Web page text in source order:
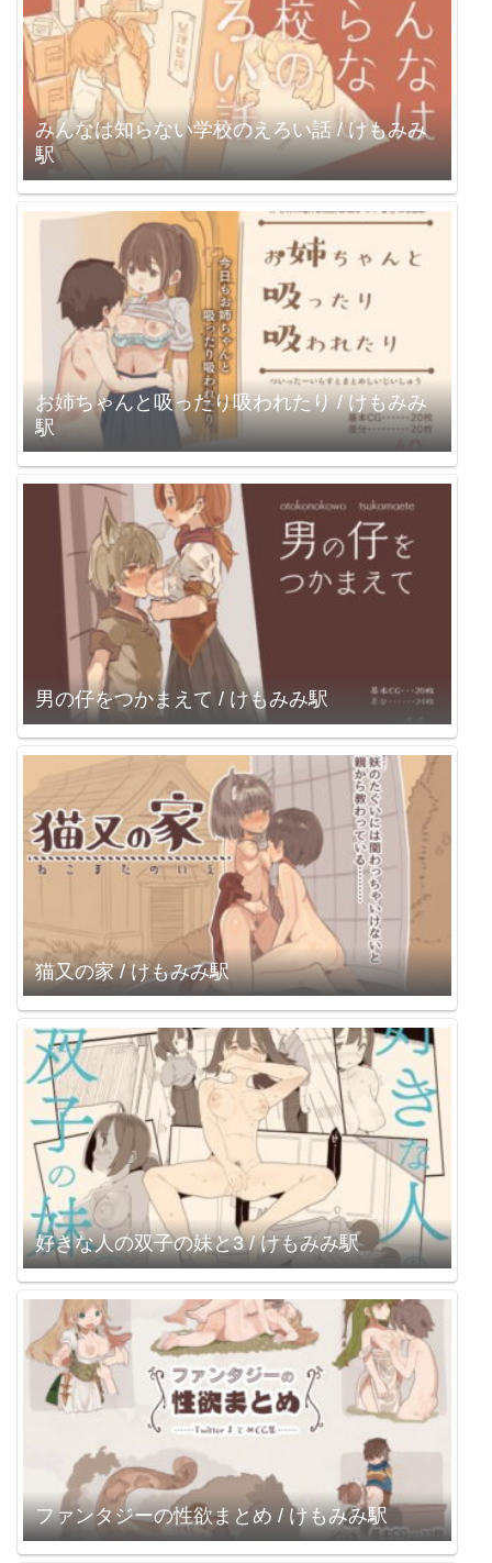
みんなは知らない学校のえろい話 / けもみみ
駅
お姉ちゃんと吸ったり吸われたり / けもみみ
駅
男の仔をつかまえて / けもみみ駅
猫又の家 / けもみみ駅
好きな人の双子の妹と3 / けもみみ駅
ファンタジーの性欲まとめ / けもみみ駅